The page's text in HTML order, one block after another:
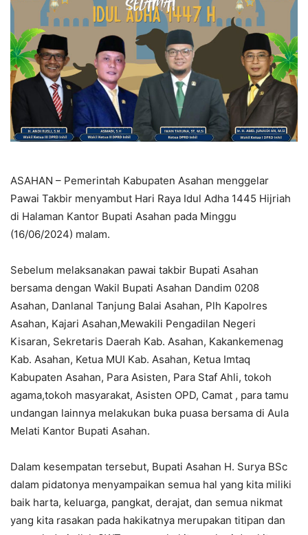
ASAHAN – Pemerintah Kabupaten Asahan menggelar
Pawai Takbir menyambut Hari Raya Idul Adha 1445 Hijriah
di Halaman Kantor Bupati Asahan pada Minggu
(16/06/2024) malam.
Sebelum melaksanakan pawai takbir Bupati Asahan
bersama dengan Wakil Bupati Asahan Dandim 0208
Asahan, Danlanal Tanjung Balai Asahan, Plh Kapolres
Asahan, Kajari Asahan,Mewakili Pengadilan Negeri
Kisaran, Sekretaris Daerah Kab. Asahan, Kakankemenag
Kab. Asahan, Ketua MUI Kab. Asahan, Ketua Imtaq
Kabupaten Asahan, Para Asisten, Para Staf Ahli, tokoh
agama,tokoh masyarakat, Asisten OPD, Camat , para tamu
undangan lainnya melakukan buka puasa bersama di Aula
Melati Kantor Bupati Asahan.
Dalam kesempatan tersebut, Bupati Asahan H. Surya BSc
dalam pidatonya menyampaikan semua hal yang kita miliki
baik harta, keluarga, pangkat, derajat, dan semua nikmat
yang kita rasakan pada hakikatnya merupakan titipan dan